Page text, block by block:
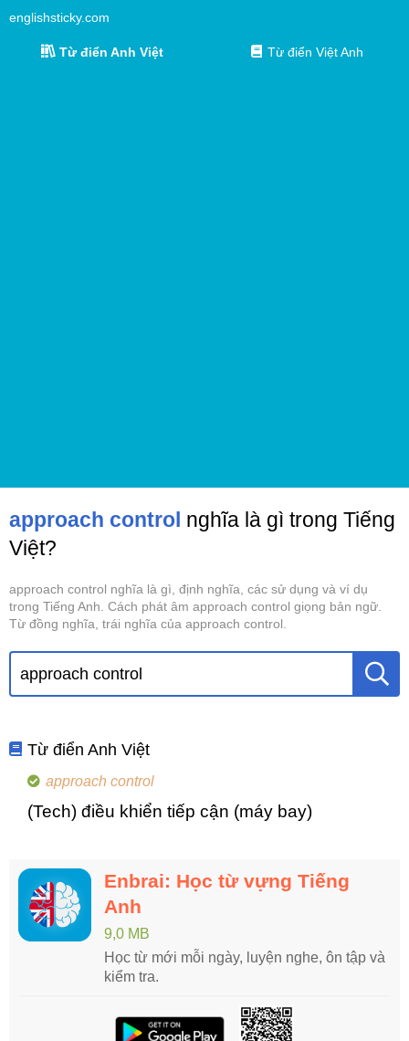
englishsticky.com
Từ điển Anh Việt Từ điển Việt Anh
approach control nghĩa là gì trong Tiếng
Việt?
approach control nghĩa là gì, định nghĩa, các sử dụng và ví dụ
trong Tiếng Anh. Cách phát âm approach control giọng bản ngữ.
Từ đồng nghĩa, trái nghĩa của approach control.
Từ điển Anh Việt
approach control
(Tech) điều khiển tiếp cận (máy bay)
Enbrai: Học từ vựng Tiếng
Anh
9,0 MB
Học từ mới mỗi ngày, luyện nghe, ôn tập và
kiểm tra.